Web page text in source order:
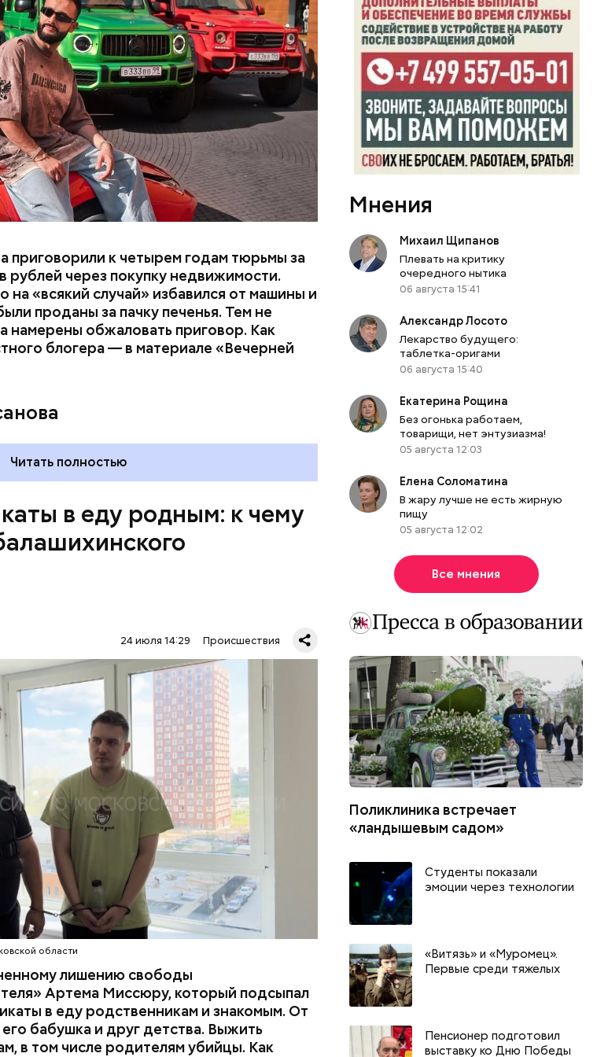
приговорили к четырем годам тюрьмы за
рублей через покупку недвижимости.
на «всякий случай» избавился от машины и
проданы за пачку печенья. Тем не
намерены обжаловать приговор. Как
блогера — в материале «Вечерней
заочно арестовали.
Читать полностью
в еду родным: к чему
24 июля 14:29 Происшествия
области
лишению свободы
Артема Миссюру, который подсыпал
в еду родственникам и знакомым. От
бабушка и друг детства. Выжить
в том числе родителям убийцы. Как
двое супругов обратились в местную
самочувствие. Врачи не смогли
после чего анализы потерпевших
В них специалисты обнаружили
дихлорэтан, который не мог попасть в
То же самое вещество нашли в еде,
Московской области
В квартире потерпевших установили
На записи попал 25-летний сын
который тайно приходил в квартиру
им в еду химикаты. Также отравленную
РОДИТЕЛИ
ЭКСПЕРТИЗЫ
Мнения
Михаил Щипанов
Плевать на критику
очередного нытика
06 августа 15:41
Александр Лосото
Лекарство будущего:
таблетка-оригами
06 августа 15:40
Екатерина Рощина
Без огонька работаем,
товарищи, нет энтузиазма!
05 августа 12:03
Елена Соломатина
В жару лучше не есть жирную
пищу
05 августа 12:02
Все мнения
Поликлиника встречает
«ландышевым садом»
Студенты показали
эмоции через технологии
«Витязь» и «Муромец».
Первые среди тяжелых
Пенсионер подготовил
выставку ко Дню Победы